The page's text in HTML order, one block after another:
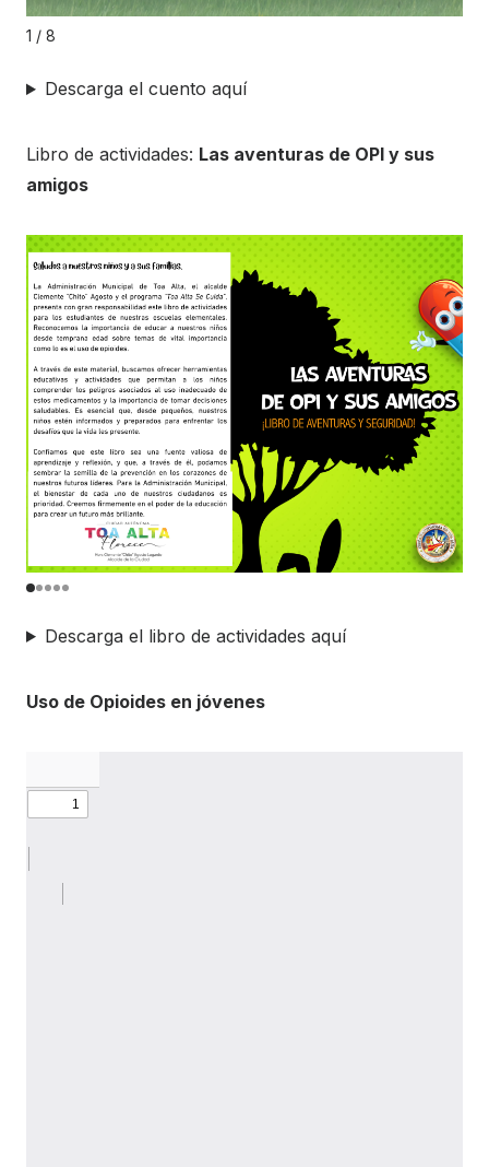
1 / 8
Descarga el cuento aquí
Libro de actividades: Las aventuras de OPI y sus
amigos
Descarga el libro de actividades aquí
Uso de Opioides en jóvenes